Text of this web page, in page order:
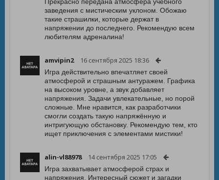
заведения с мистическим уклоном. Обожаю
такие страшилки, которые держат в
напряжении до последнего. Рекомендую всем
любителям адреналина!
amvipin2 16 сентября 2025 18:36
Игра действительно впечатляет своей
атмосферой и страшным антуражем. Графика
на высоком уровне, а звук добавляет
напряжения. Задачи увлекательные, но порой
сложные. Мне нравится, как разработчики
смогли создать такую напряжённую и
интригующую обстановку. Рекомендую тем, кто
ищет приключения с элементами мистики!
alin-vl88978 14 сентября 2025 17:05
Игра захватывает атмосферой страх и
напряжения. Интересный сюжет и загадки